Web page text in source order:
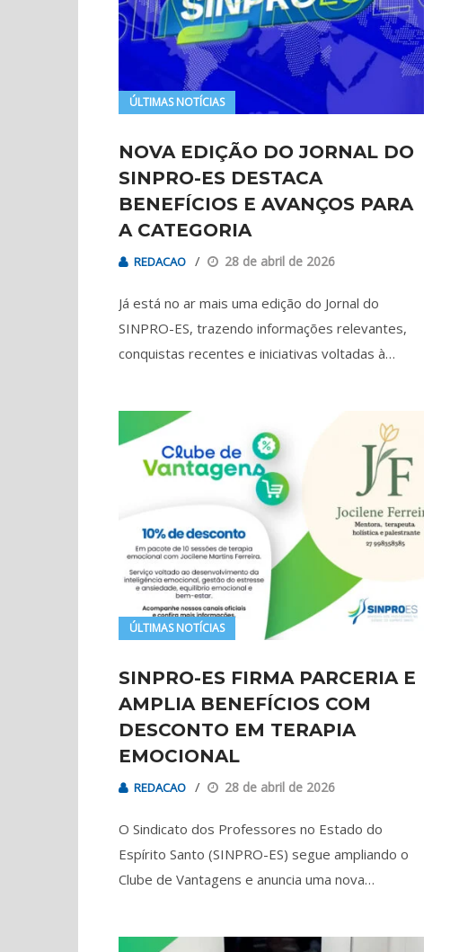
ÚLTIMAS NOTÍCIAS
NOVA EDIÇÃO DO JORNAL DO
SINPRO-ES DESTACA
BENEFÍCIOS E AVANÇOS PARA
A CATEGORIA
REDACAO 28 de abril de 2026
Já está no ar mais uma edição do Jornal do
SINPRO-ES, trazendo informações relevantes,
conquistas recentes e iniciativas voltadas à…
ÚLTIMAS NOTÍCIAS
SINPRO-ES FIRMA PARCERIA E
AMPLIA BENEFÍCIOS COM
DESCONTO EM TERAPIA
EMOCIONAL
REDACAO 28 de abril de 2026
O Sindicato dos Professores no Estado do
Espírito Santo (SINPRO-ES) segue ampliando o
Clube de Vantagens e anuncia uma nova…